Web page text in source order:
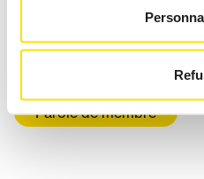
CES VOITURES
D’HOLLYWOOD
Parole de membre